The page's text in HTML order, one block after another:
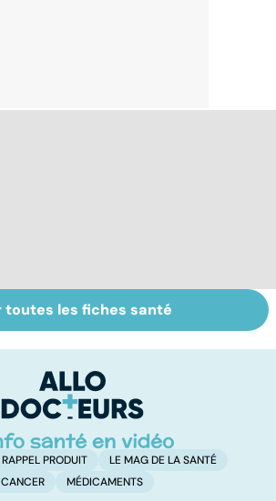
Le magnésium,
un oligo-élément
toutes les fiches santé
RAPPEL PRODUIT
LE MAG DE LA SANTÉ
CANCER
MÉDICAMENTS